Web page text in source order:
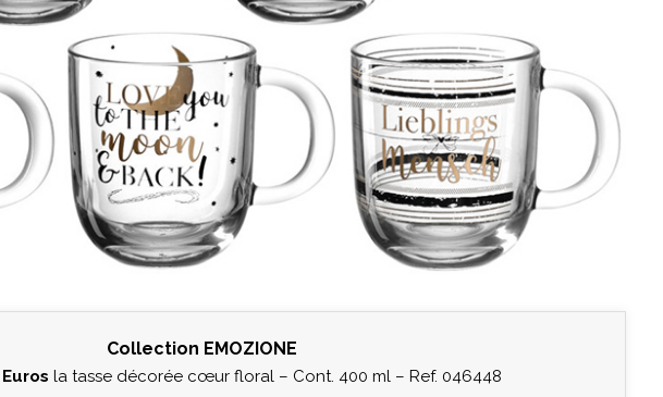
Collection EMOZIONE
la tasse décorée cœur floral – Cont. 400 ml – Ref. 046448